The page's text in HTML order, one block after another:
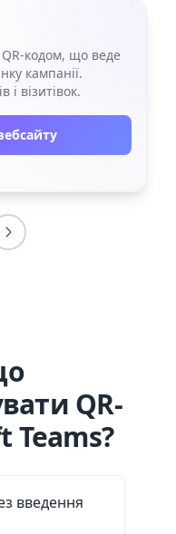
QR‑кодом, що веде
кампанії.
і візитівок.
QR-
Teams?
введення